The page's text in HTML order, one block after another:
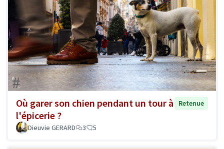
Où garer son chien pendant un tour à
l'épicerie ?
Retenue
Dieuvie GERARD 3 5